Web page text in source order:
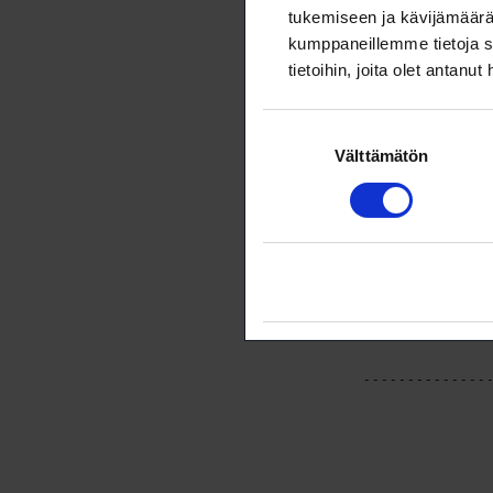
tukemiseen ja
kumppaneillemme tietoja
tietoihin, joita olet antanut
Välttämätön
Tutustu